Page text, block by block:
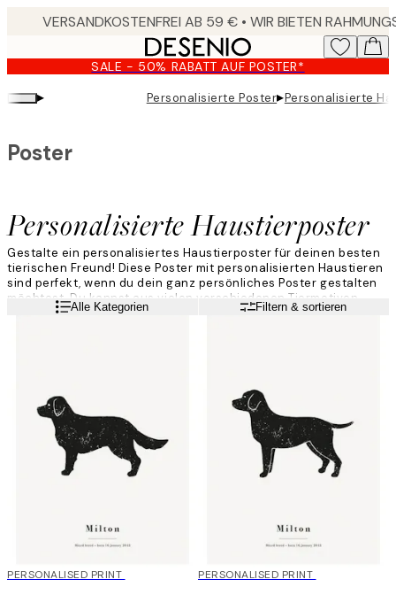
content.
SALE - 50% RABATT AUF POSTER*
▸ Personalisierte Poster▸Personalisierte
Personalisierte Haustierposter
Poster
Gestalte ein personalisiertes Haustierposter für deinen besten
tierischen Freund! Diese Poster mit personalisierten Haustieren
sind perfekt, wenn du dein ganz persönliches Poster gestalten
möchtest. Du kannst aus vielen verschiedenen Tiermotiven
auswählen – so kannst du das Poster finden, das zu deinem
WeiterlesenAlle Kategorien Filtern & sortieren
20%*
PERSONALISED PRINT 20%*
PERSONALISED PRINT